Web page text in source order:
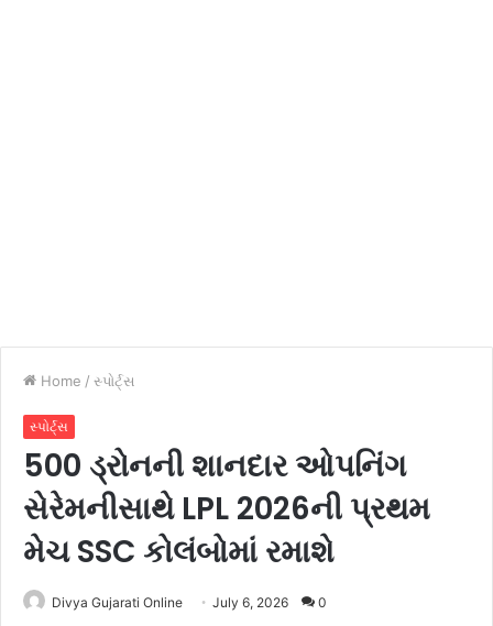
Home / સ્પોર્ટ્સ
સ્પોર્ટ્સ
500 ડ્રોનની શાનદાર ઓપનિંગ
સેરેમનીસાથે LPL 2026ની પ્રથમ
મેચ SSC કોલંબોમાં રમાશે
Divya Gujarati Online July 6, 2026 0